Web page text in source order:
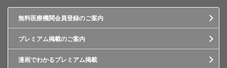
無料医療機関会員登録のご案内
プレミアム掲載のご案内
漫画でわかるプレミアム掲載